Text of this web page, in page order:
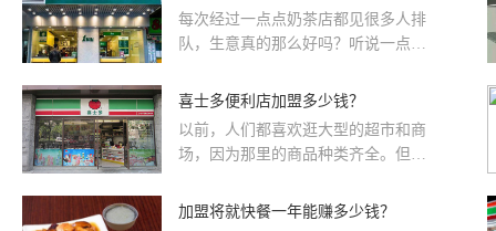
家干洗店一年能赚多少钱呢？干洗店
的利润由很多因素决定，比较主要的
素，好品牌的影响力自然不用说，规
模越大成本越大利润也越大，而只有
经营策略对干洗店利润影响比较大。
每次经过一点点奶茶店都见很多人排
队，生意真的那么好吗？听说一点点
哇！是真的吗？开个一点点奶茶加盟
条数。
喜士多便利店加盟多少钱？
以前，人们都喜欢逛大型的超市和商
场，因为那里的商品种类齐全。但
人们的新选择。如今，便利店十分便
加盟将就快餐一年能赚多少钱？